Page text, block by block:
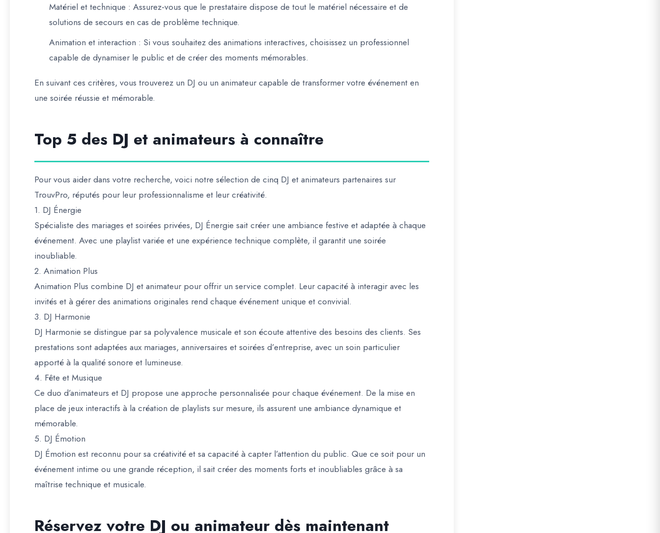
Matériel et technique : Assurez-vous que le prestataire dispose de tout le matériel nécessaire et de
solutions de secours en cas de problème technique.
Animation et interaction : Si vous souhaitez des animations interactives, choisissez un professionnel
capable de dynamiser le public et de créer des moments mémorables.
En suivant ces critères, vous trouverez un DJ ou un animateur capable de transformer votre événement en
une soirée réussie et mémorable.
Top 5 des DJ et animateurs à connaître
Pour vous aider dans votre recherche, voici notre sélection de cinq DJ et animateurs partenaires sur
TrouvPro, réputés pour leur professionnalisme et leur créativité.
1. DJ Énergie
Spécialiste des mariages et soirées privées, DJ Énergie sait créer une ambiance festive et adaptée à chaque
événement. Avec une playlist variée et une expérience technique complète, il garantit une soirée
inoubliable.
2. Animation Plus
Animation Plus combine DJ et animateur pour offrir un service complet. Leur capacité à interagir avec les
invités et à gérer des animations originales rend chaque événement unique et convivial.
3. DJ Harmonie
DJ Harmonie se distingue par sa polyvalence musicale et son écoute attentive des besoins des clients. Ses
prestations sont adaptées aux mariages, anniversaires et soirées d’entreprise, avec un soin particulier
apporté à la qualité sonore et lumineuse.
4. Fête et Musique
Ce duo d’animateurs et DJ propose une approche personnalisée pour chaque événement. De la mise en
place de jeux interactifs à la création de playlists sur mesure, ils assurent une ambiance dynamique et
mémorable.
5. DJ Émotion
DJ Émotion est reconnu pour sa créativité et sa capacité à capter l’attention du public. Que ce soit pour un
événement intime ou une grande réception, il sait créer des moments forts et inoubliables grâce à sa
maîtrise technique et musicale.
Réservez votre DJ ou animateur dès maintenant